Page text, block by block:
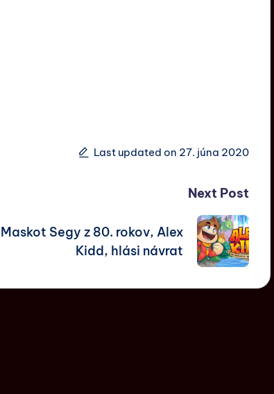
Last updated on 27. júna 2020
Next Post
Maskot Segy z 80. rokov, Alex
Kidd, hlási návrat